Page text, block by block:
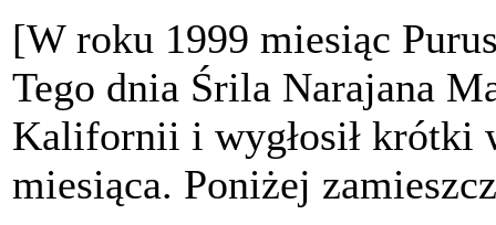
[W roku 1999 miesiąc
Tego dnia Śrila Narajana
Kalifornii i wygłosił krótki
miesiąca. Poniżej